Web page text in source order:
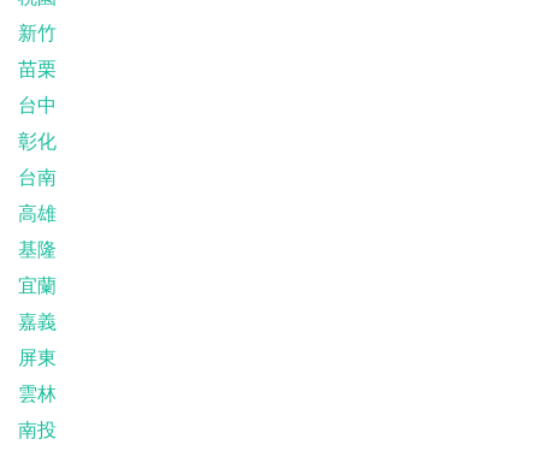
新竹
苗栗
台中
彰化
台南
高雄
基隆
宜蘭
嘉義
屏東
雲林
南投